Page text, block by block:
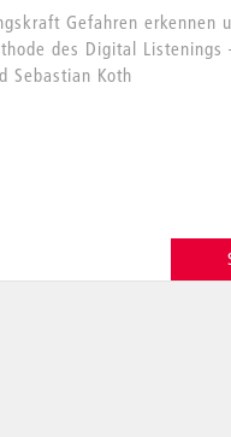
Gefahren erkennen
des Digital Listenings
Sebastian Koth